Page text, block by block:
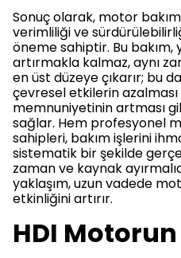
Sonuç olarak, motor
verimliliği ve
öneme sahiptir. Bu
artırmakla kalmaz, aynı
en üst düzeye çıkarır; bu
çevresel etkilerin azalması
memnuniyetinin artması
sağlar. Hem profesyonel
sahipleri, bakım işlerini
sistematik bir şekilde
zaman ve kaynak
yaklaşım, uzun vadede
etkinliğini artırır.
HDI Motorun